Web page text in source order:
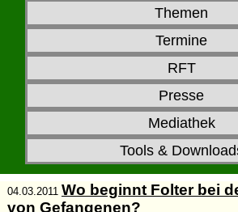
Themen
Termine
RFT
Presse
Mediathek
Tools &
04.03.2011 Wo beginnt Folter bei
von Gefangenen?